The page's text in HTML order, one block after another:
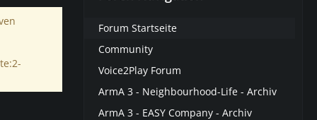
Forum Startseite
Community
Voice2Play Forum
ArmA 3 - Neighbourhood-Life - Archiv
ArmA 3 - EASY Company - Archiv